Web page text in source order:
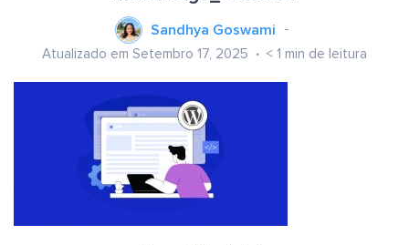
Sandhya Goswami
Atualizado em Setembro 17, 2025 < 1 min de leitura